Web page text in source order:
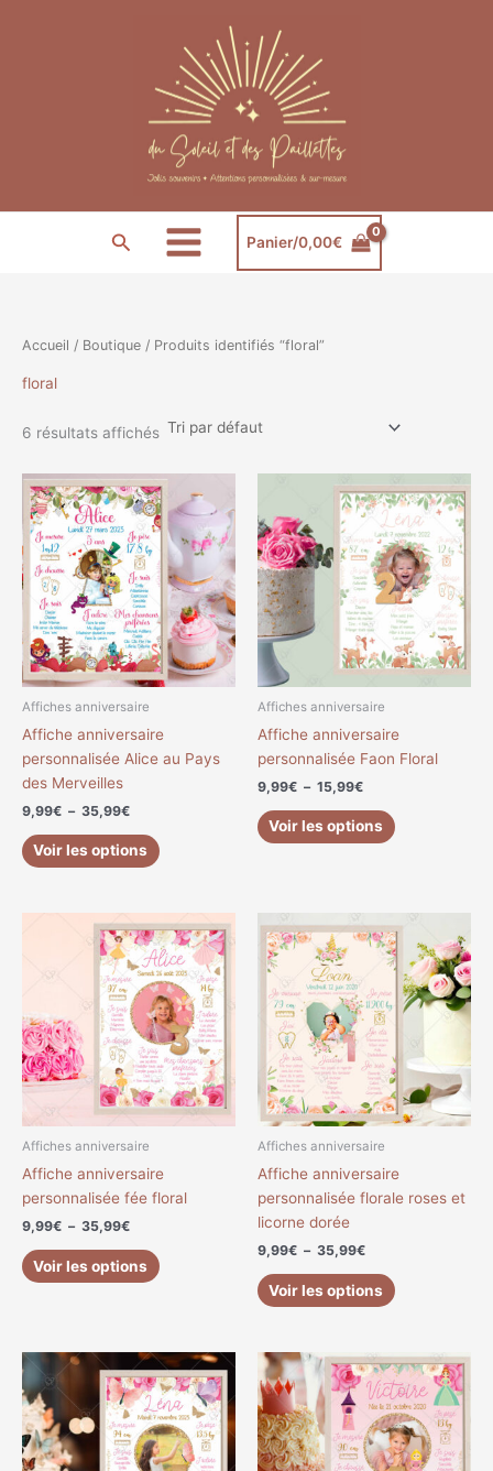
Rechercher Panier/0,00€
Accueil / Boutique / Produits identifiés “floral”
floral
6 résultats affichés
Affiches anniversaire
Affiche anniversaire
personnalisée Alice au Pays
des Merveilles
9,99€ – 35,99€
Plage
de
prix :
9,99€
à
35,99€
Voir les options
Ce
produit
a
plusieurs
variations.
Les
options
peuvent
être
Affiches anniversaire
Affiche anniversaire
personnalisée Faon Floral
9,99€ – 15,99€
de
prix :
9,99€
à
15,99€
Voir les options
Ce
produit
a
plusieurs
variations.
Les
options
peuvent
être
la
produit
Affiches anniversaire
Affiche anniversaire
personnalisée fée floral
9,99€ – 35,99€
Plage
de
prix :
9,99€
à
35,99€
Voir les options
Ce
produit
a
plusieurs
variations.
Les
options
peuvent
être
la
produit
Affiches anniversaire
Affiche anniversaire
personnalisée florale roses et
licorne dorée
9,99€ – 35,99€
de
prix :
9,99€
à
35,99€
Voir les options
Ce
produit
a
plusieurs
variations.
options
peuvent
être
la
Plage
de
prix :
9,99€
à
35,99€
Ce
produit
a
plusieurs
variations.
Plage
de
prix :
9,99€
à
35,99€
Ce
produit
a
plusieurs
variations.